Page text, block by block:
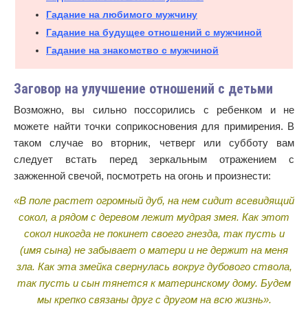
Гадание на любимого мужчину
Гадание на будущее отношений с мужчиной
Гадание на знакомство с мужчиной
Заговор на улучшение отношений с детьми
Возможно, вы сильно поссорились с ребенком и не
можете найти точки соприкосновения для примирения. В
таком случае во вторник, четверг или субботу вам
следует встать перед зеркальным отражением с
зажженной свечой, посмотреть на огонь и произнести:
«В поле растет огромный дуб, на нем сидит всевидящий
сокол, а рядом с деревом лежит мудрая змея. Как этот
сокол никогда не покинет своего гнезда, так пусть и
(имя сына) не забывает о матери и не держит на меня
зла. Как эта змейка свернулась вокруг дубового ствола,
так пусть и сын тянется к материнскому дому. Будем
мы крепко связаны друг с другом на всю жизнь».